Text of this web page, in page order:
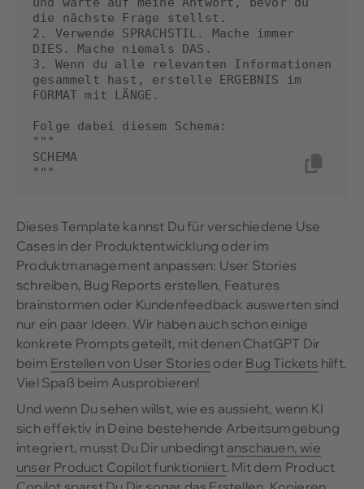
die nächste Frage stellst.
2. Verwende SPRACHSTIL. Mache immer
DIES. Mache niemals DAS.
3. Wenn du alle relevanten Informationen
gesammelt hast, erstelle ERGEBNIS im
FORMAT mit LÄNGE.
Folge dabei diesem Schema:
"""
SCHEMA
"""
Dieses Template kannst Du für verschiedene Use
Cases in der Produktentwicklung oder im
Produktmanagement anpassen: User Stories
schreiben, Bug Reports erstellen, Features
brainstormen oder Kundenfeedback auswerten sind
nur ein paar Ideen. Wir haben auch schon einige
konkrete Prompts geteilt, mit denen ChatGPT Dir
beim Erstellen von User Stories oder Bug Tickets hilft.
Viel Spaß beim Ausprobieren!
Und wenn Du sehen willst, wie es aussieht, wenn KI
sich effektiv in Deine bestehende Arbeitsumgebung
integriert, musst Du Dir unbedingt anschauen, wie
unser Product Copilot funktioniert. Mit dem Product